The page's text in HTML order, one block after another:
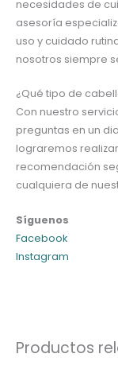
necesidades de
asesoría
uso y cuidado
nosotros siempre
¿Qué tipo de
Con nuestro
preguntas en un
lograremos
recomendación
cualquiera de
Síguenos
Facebook
Instagram
Productos